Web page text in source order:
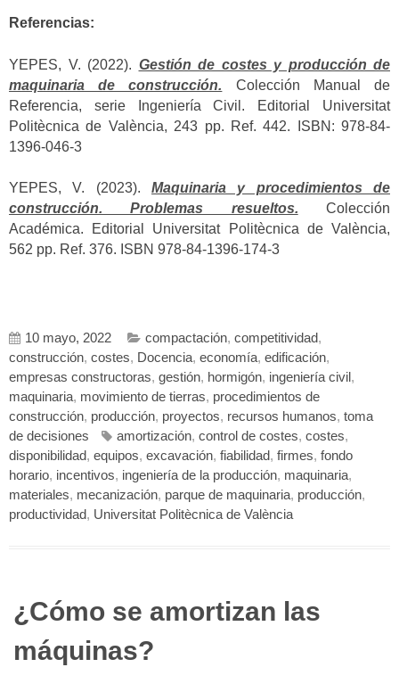
Referencias:
YEPES, V. (2022). Gestión de costes y producción de
maquinaria de construcción. Colección Manual de
Referencia, serie Ingeniería Civil. Editorial Universitat
Politècnica de València, 243 pp. Ref. 442. ISBN: 978-84-
1396-046-3
YEPES, V. (2023). Maquinaria y procedimientos de
construcción. Problemas resueltos. Colección
Académica. Editorial Universitat Politècnica de València,
562 pp. Ref. 376. ISBN 978-84-1396-174-3
10 mayo, 2022 compactación, competitividad,
construcción, costes, Docencia, economía, edificación,
empresas constructoras, gestión, hormigón, ingeniería civil ,
maquinaria, movimiento de tierras, procedimientos de
construcción, producción, proyectos, recursos humanos, toma
de decisiones
amortización, control de costes, costes,
disponibilidad, equipos, excavación, fiabilidad, firmes, fondo
horario, incentivos, ingeniería de la producción, maquinaria,
materiales, mecanización, parque de maquinaria, producción,
productividad, Universitat Politècnica de València
¿Cómo se amortizan las
máquinas?